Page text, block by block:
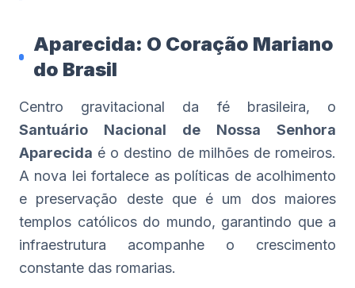
Aparecida: O Coração Mariano
do Brasil
Centro gravitacional da fé brasileira, o
Santuário Nacional de Nossa Senhora
Aparecida é o destino de milhões de romeiros.
A nova lei fortalece as políticas de acolhimento
e preservação deste que é um dos maiores
templos católicos do mundo, garantindo que a
infraestrutura acompanhe o crescimento
constante das romarias.